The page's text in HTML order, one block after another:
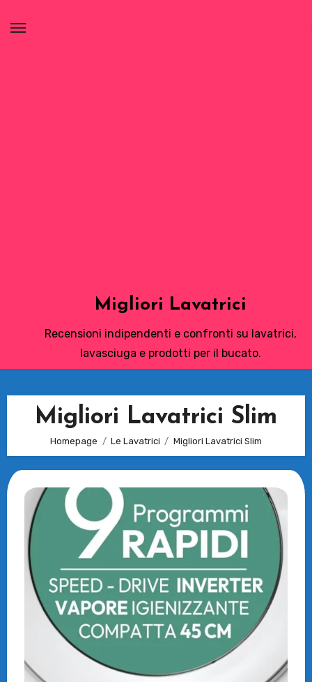
Migliori Lavatrici
Recensioni indipendenti e confronti su lavatrici,
lavasciuga e prodotti per il bucato.
Migliori Lavatrici Slim
Homepage Le Lavatrici Migliori Lavatrici Slim